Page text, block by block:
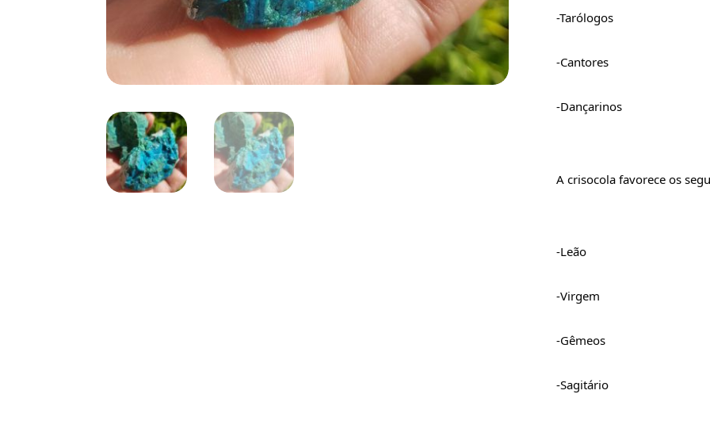
-Tarólogos
-Cantores
-Dançarinos
A crisocola favorece os
-Leão
-Virgem
-Gêmeos
-Sagitário